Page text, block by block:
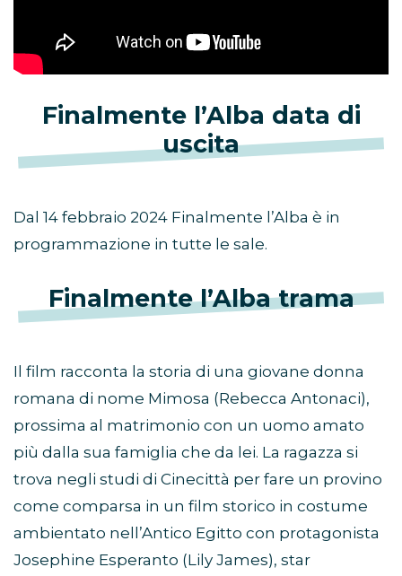
Finalmente l’Alba data di
uscita
Dal 14 febbraio 2024 Finalmente l’Alba è in
programmazione in tutte le sale.
Finalmente l’Alba trama
Il film racconta la storia di una giovane donna
romana di nome Mimosa (Rebecca Antonaci),
prossima al matrimonio con un uomo amato
più dalla sua famiglia che da lei. La ragazza si
trova negli studi di Cinecittà per fare un provino
come comparsa in un film storico in costume
ambientato nell’Antico Egitto con protagonista
Josephine Esperanto (Lily James), star